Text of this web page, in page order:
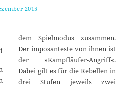
2015
b
u
r
2
0
dem Spielmodus zusammen.
Der imposanteste von ihnen ist
der »Kampfläufer-Angriff«.
Dabei gilt es für die Rebellen in
drei Stufen jeweils zwei